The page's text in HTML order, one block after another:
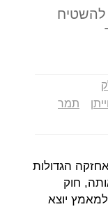
להשטיח
תמר
האחזקה הגדולות
חוק
למאמץ יוצא